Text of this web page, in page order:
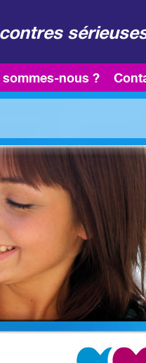
sommes-nous ?